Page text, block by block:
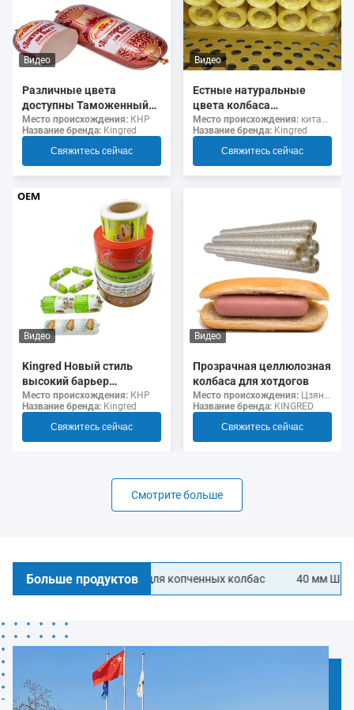
Видео
Различные цвета
доступны Таможенный
логотип флексография
Печать 5 слоев колбасы
Оболочки для колбас
Место происхождения: КНР
Название бренда: Kingred
Свяжитесь сейчас
Видео
Естные натуральные
цвета колбаса
коллагеновые оболочки
для жаренных колбас
Место происхождения: китайский
Название бренда: Kingred
Свяжитесь сейчас
Видео
Kingred Новый стиль
высокий барьер
несъедобный полиамид
колбаса корпуса пищевой
класс
Место происхождения: КНР
Название бренда: Kingred
Свяжитесь сейчас
Видео
Прозрачная целлюлозная
колбаса для хотдогов
Место происхождения: Цзянсу, Китай
Название бренда: KINGRED
Свяжитесь сейчас
Смотрите больше
Больше продуктов
корпуса для копченных колбас 40 мм Ширина